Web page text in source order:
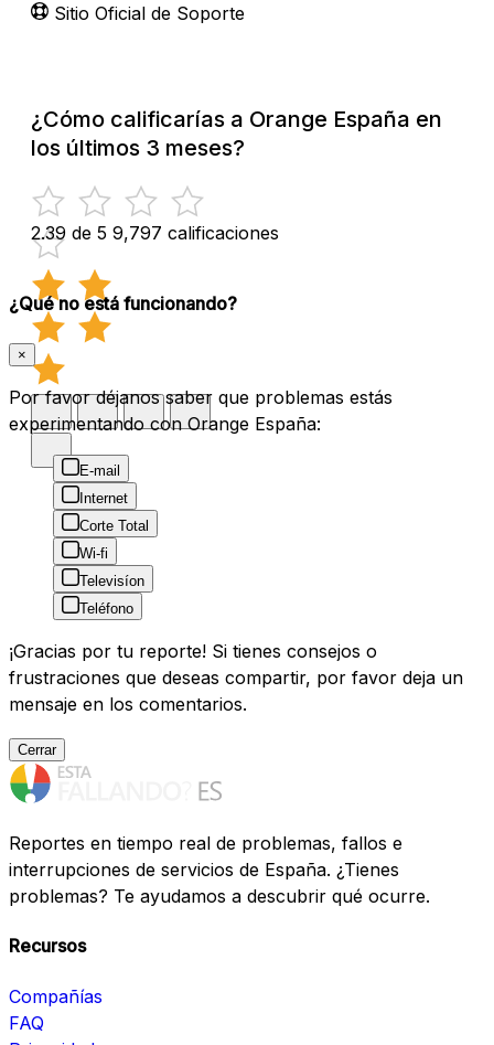
Sitio Oficial de Soporte
¿Cómo calificarías a Orange España en
los últimos 3 meses?
2.39 de 5 9,797 calificaciones
¿Qué no está funcionando?
×
Por favor déjanos saber que problemas estás
experimentando con Orange España:
E-mail
Internet
Corte Total
Wi-fi
Televisíon
Teléfono
¡Gracias por tu reporte! Si tienes consejos o
frustraciones que deseas compartir, por favor deja un
mensaje en los comentarios.
Cerrar
Reportes en tiempo real de problemas, fallos e
interrupciones de servicios de España. ¿Tienes
problemas? Te ayudamos a descubrir qué ocurre.
Recursos
Compañías
FAQ